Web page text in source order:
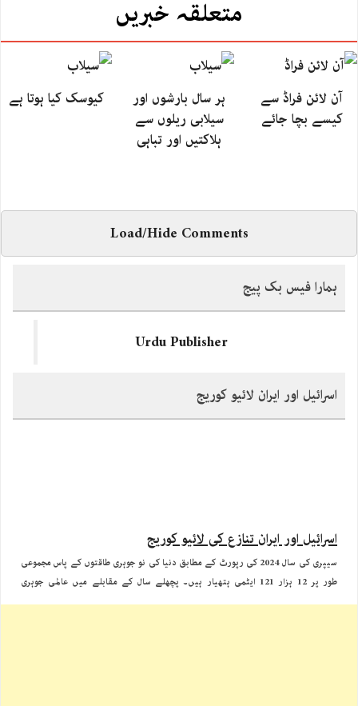
متعلقہ خبریں
آن لائن فراڈ سے
کیسے بچا جائے
ہر سال بارشوں اور
سیلابی ریلوں سے
ہلاکتیں اور تباہی
کیوسک کیا ہوتا ہے
Load/Hide Comments
ہمارا فیس بک پیج
Urdu Publisher
اسرائیل اور ایران لائیو کوریج
اسرائیل اور ایران تنازع کی لائیو کوریج
سیپری کی سال 2024 کی رپورٹ کے مطابق دنیا کی نو جوہری طاقتوں کے پاس مجموعی
طور پر 12 ہزار 121 ایٹمی ہتھیار ہیں۔ پچھلے سال کے مقابلے میں عالمی جوہری